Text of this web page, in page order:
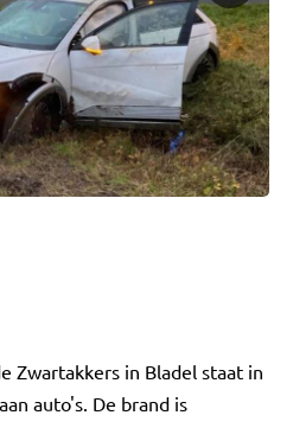
Zwartakkers in Bladel staat in
auto's. De brand is